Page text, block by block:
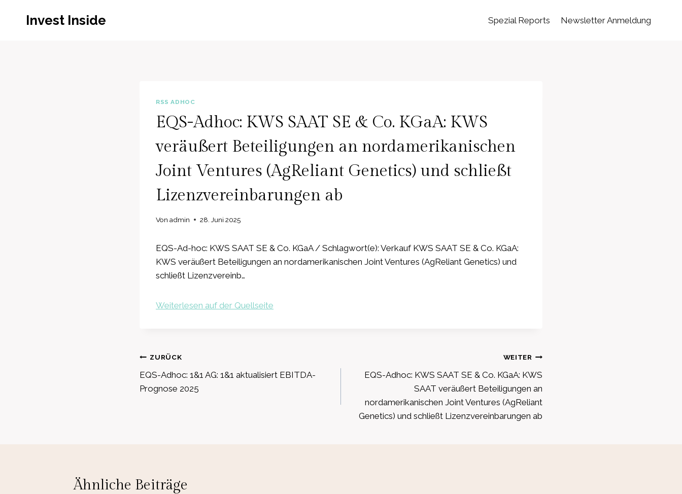
Invest Inside Spezial Reports Newsletter Anmeldung
RSS ADHOC
EQS-Adhoc: KWS SAAT SE & Co. KGaA: KWS
veräußert Beteiligungen an nordamerikanischen
Joint Ventures (AgReliant Genetics) und schließt
Lizenzvereinbarungen ab
Von admin 28. Juni 2025
EQS-Ad-hoc: KWS SAAT SE & Co. KGaA / Schlagwort(e): Verkauf KWS SAAT SE & Co. KGaA:
KWS veräußert Beteiligungen an nordamerikanischen Joint Ventures (AgReliant Genetics) und
schließt Lizenzvereinb…
Weiterlesen auf der Quellseite
Beitragsnavigation
ZURÜCK
EQS-Adhoc: 1&1 AG: 1&1 aktualisiert EBITDA-
Prognose 2025
WEITER
EQS-Adhoc: KWS SAAT SE & Co. KGaA: KWS
SAAT veräußert Beteiligungen an
nordamerikanischen Joint Ventures (AgReliant
Genetics) und schließt Lizenzvereinbarungen ab
Ähnliche Beiträge